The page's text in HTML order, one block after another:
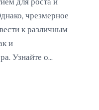
для роста и
чрезмерное
к различным
и
Узнайте о
и психики.